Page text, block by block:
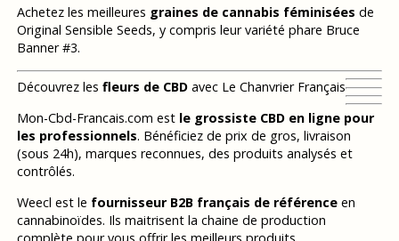
Achetez les meilleures graines de cannabis féminisées de
Original Sensible Seeds, y compris leur variété phare Bruce
Banner #3.
Découvrez les fleurs de CBDavec Le Chanvrier Français
Mon-Cbd-Francais.com est le grossiste CBD en ligne pour
les professionnels. Bénéficiez de prix de gros, livraison
(sous 24h), marques reconnues, des produits analysés et
contrôlés.
Weecl est le fournisseur B2B français de référenceen
cannabinoïdes. Ils maitrisent la chaine de production